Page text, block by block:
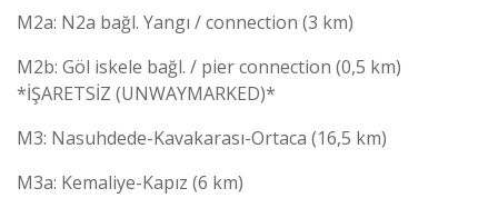
M2a: N2a bağl. Yangı / connection (3 km)
M2b: Göl iskele bağl. / pier connection (0,5 km)
*İŞARETSİZ (UNWAYMARKED)*
M3: Nasuhdede-Kavakarası-Ortaca (16,5 km)
M3a: Kemaliye-Kapız (6 km)